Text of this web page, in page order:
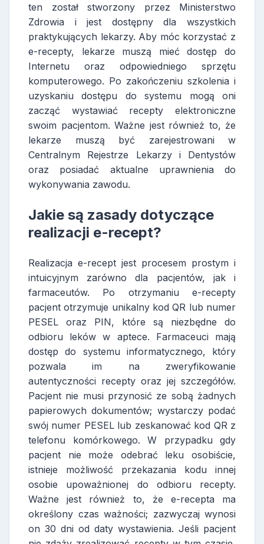
ten został stworzony przez Ministerstwo
Zdrowia i jest dostępny dla wszystkich
praktykujących lekarzy. Aby móc korzystać z
e-recepty, lekarze muszą mieć dostęp do
Internetu oraz odpowiedniego sprzętu
komputerowego. Po zakończeniu szkolenia i
uzyskaniu dostępu do systemu mogą oni
zacząć wystawiać recepty elektroniczne
swoim pacjentom. Ważne jest również to, że
lekarze muszą być zarejestrowani w
Centralnym Rejestrze Lekarzy i Dentystów
oraz posiadać aktualne uprawnienia do
wykonywania zawodu.
Jakie są zasady dotyczące
realizacji e-recept?
Realizacja e-recept jest procesem prostym i
intuicyjnym zarówno dla pacjentów, jak i
farmaceutów. Po otrzymaniu e-recepty
pacjent otrzymuje unikalny kod QR lub numer
PESEL oraz PIN, które są niezbędne do
odbioru leków w aptece. Farmaceuci mają
dostęp do systemu informatycznego, który
pozwala im na zweryfikowanie
autentyczności recepty oraz jej szczegółów.
Pacjent nie musi przynosić ze sobą żadnych
papierowych dokumentów; wystarczy podać
swój numer PESEL lub zeskanować kod QR z
telefonu komórkowego. W przypadku gdy
pacjent nie może odebrać leku osobiście,
istnieje możliwość przekazania kodu innej
osobie upoważnionej do odbioru recepty.
Ważne jest również to, że e-recepta ma
określony czas ważności; zazwyczaj wynosi
on 30 dni od daty wystawienia. Jeśli pacjent